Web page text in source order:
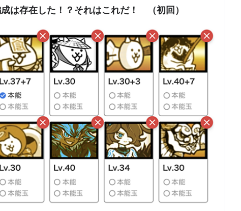
は存在した！？それはこれだ！ （初回）